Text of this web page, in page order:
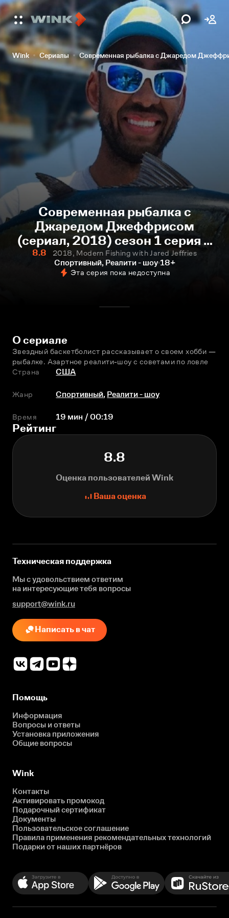
Wink Сериалы Современная рыбалка с Джаредом
Современная рыбалка с
Джаредом Джеффрисом
(сериал, 2018) сезон 1 серия 9
смотреть онлайн
8.8
2018, Modern Fishing with Jared Jeffries
Спортивный, Реалити - шоу 18+
Эта серия пока недоступна
О сериале
Звездный баскетболист рассказывает о своем хобби —
рыбалке. Азартное реалити-шоу с советами по ловле
Страна
США
Жанр Спортивный, Реалити - шоу
Время 19 мин / 00:19
Рейтинг
8.8
Оценка пользователей Wink
Ваша оценка
Техническая поддержка
Мы с удовольствием ответим
на интересующиетебя вопросы
support@wink.ru
Написать в чат
Помощь
Информация
Вопросы и ответы
Установка приложения
Общие вопросы
Wink
Контакты
Активировать промокод
Подарочный сертификат
Документы
Пользовательское соглашение
Правила применения рекомендательных технологий
Подарки от наших партнёров